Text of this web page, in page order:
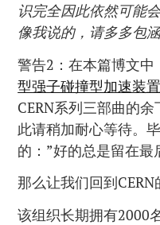
识完全因此依然可能
像我说的，请多多包涵
警告2：在本篇博文
型强子碰撞型加速装置
CERN系列三部曲的
此请稍加耐心等待。
的：”好的总是留在最
那么让我们回到
该组织长期拥有2000